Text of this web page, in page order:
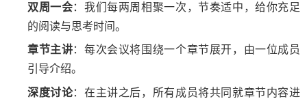
双周一会：我们每两周相聚一次，节奏适中，给你充足
的阅读与思考时间。
章节主讲：每次会议将围绕一个章节展开，由一位成员
引导介绍。
深度讨论：在主讲之后，所有成员将共同就章节内容进